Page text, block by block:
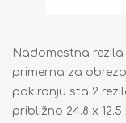
Nadomestna rezila
primerna za
pakiranju sta 2
približno 24.8 x 12.5